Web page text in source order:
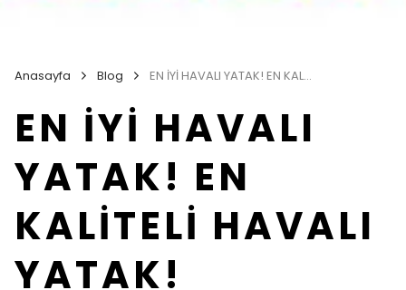
Anasayfa Blog EN İYİ HAVALI YATAK! EN KALİTELİ HAVALI YATAK!
EN İYİ HAVALI
YATAK! EN
KALİTELİ HAVALI
YATAK!